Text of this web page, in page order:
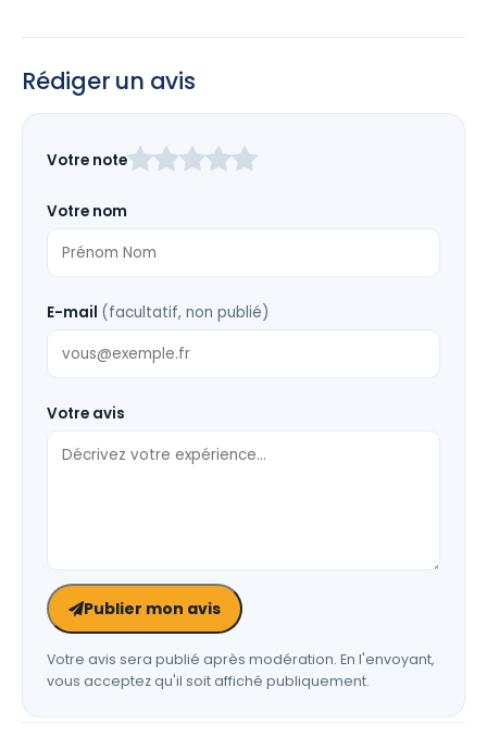
Rédiger un avis
ce
vide
Votre note
Votre nom
E-mail (facultatif, non publié)
Votre avis
Publier mon avis
Votre avis sera publié après modération. En l'envoyant,
vous acceptez qu'il soit affiché publiquement.